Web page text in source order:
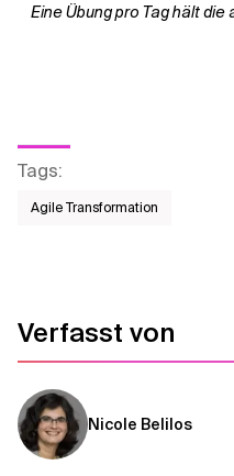
Eine Übung pro Tag hält
Tags:
Agile Transformation
Verfasst von
Nicole Belilos